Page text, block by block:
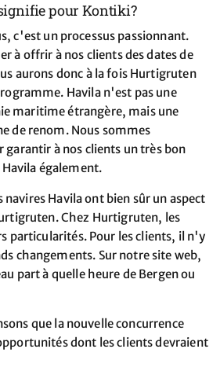
pour Kontiki?
c'est un processus passionnant.
à offrir à nos clients des dates de
aurons donc à la fois Hurtigruten
Havila n'est pas une
maritime étrangère, mais une
de renom. Nous sommes
garantir à nos clients un très bon
également.
navires Havila ont bien sûr un aspect
Chez Hurtigruten, les
particularités. Pour les clients, il n'y
changements. Sur notre site web,
part à quelle heure de Bergen ou
que la nouvelle concurrence
dont les clients devraient